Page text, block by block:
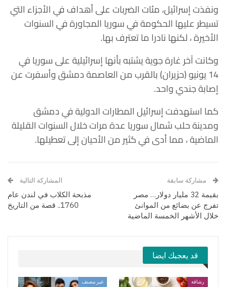
ونفذت إسرائيل، مئات الضربات على أهداف في الأجزاء التي
تسيطر عليها الحكومة في سوريا المجاورة في السنوات
الأخيرة ، لكنها نادرا ما تعترف بها.
وكانت آخر غارة جوية يشتبه بأنها إسرائيلية على سوريا في
14 يونيو (حزيران) بالقرب من العاصمة دمشق وأسفرت عن
إصابة جندي واحد.
كما استهدفت إسرائيل المطارات الدولية في دمشق
ومدينة حلب شمال سوريا عدة مرات خلال السنوات القليلة
الماضية ، مما أدى في كثير من الأحيان إلى تعطيلها.
مشاركة سابقة
بقيمة 32 مليار دولار… مصر
تفرج عن بضائع من الموانئ
خلال الأشهر الخمسة الماضية
المشاركة التالية
مذبحة الكلاب في لندن عام
1760.. قصة من التاريخ
قد يعجبك ايضا
رشاقة غير مصنف